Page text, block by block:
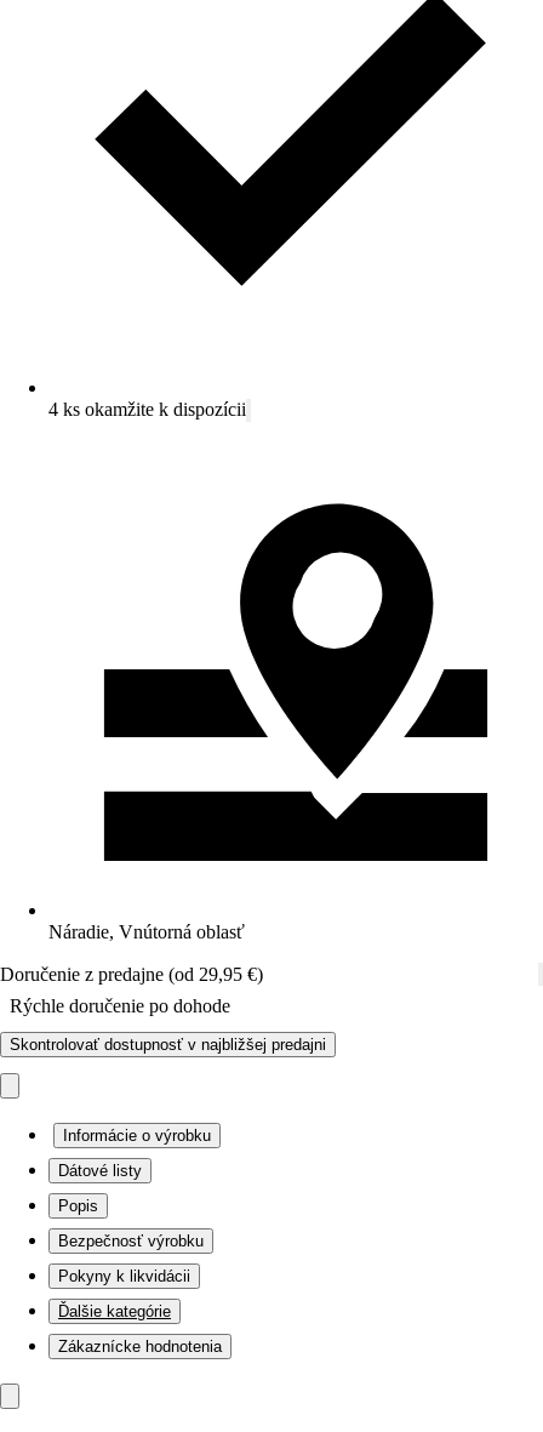
4 ks okamžite k dispozícii
Náradie, Vnútorná oblasť
Doručenie z predajne (od 29,95 €)
Rýchle doručenie po dohode
Skontrolovať dostupnosť v najbližšej predajni
Informácie o výrobku
Dátové listy
Popis
Bezpečnosť výrobku
Pokyny k likvidácii
Ďalšie kategórie
Zákaznícke hodnotenia